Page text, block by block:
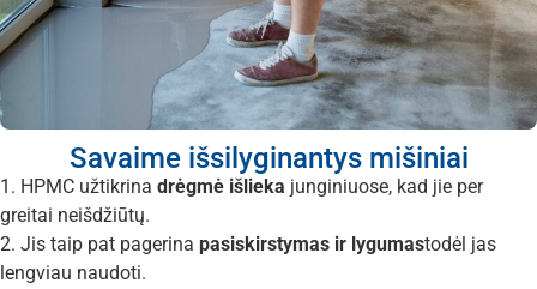
Savaime išsilyginantys mišiniai
1. HPMC užtikrina drėgmė išlieka junginiuose, kad jie per
greitai neišdžiūtų.
2. Jis taip pat pagerina pasiskirstymas ir lygumastodėl jas
lengviau naudoti.